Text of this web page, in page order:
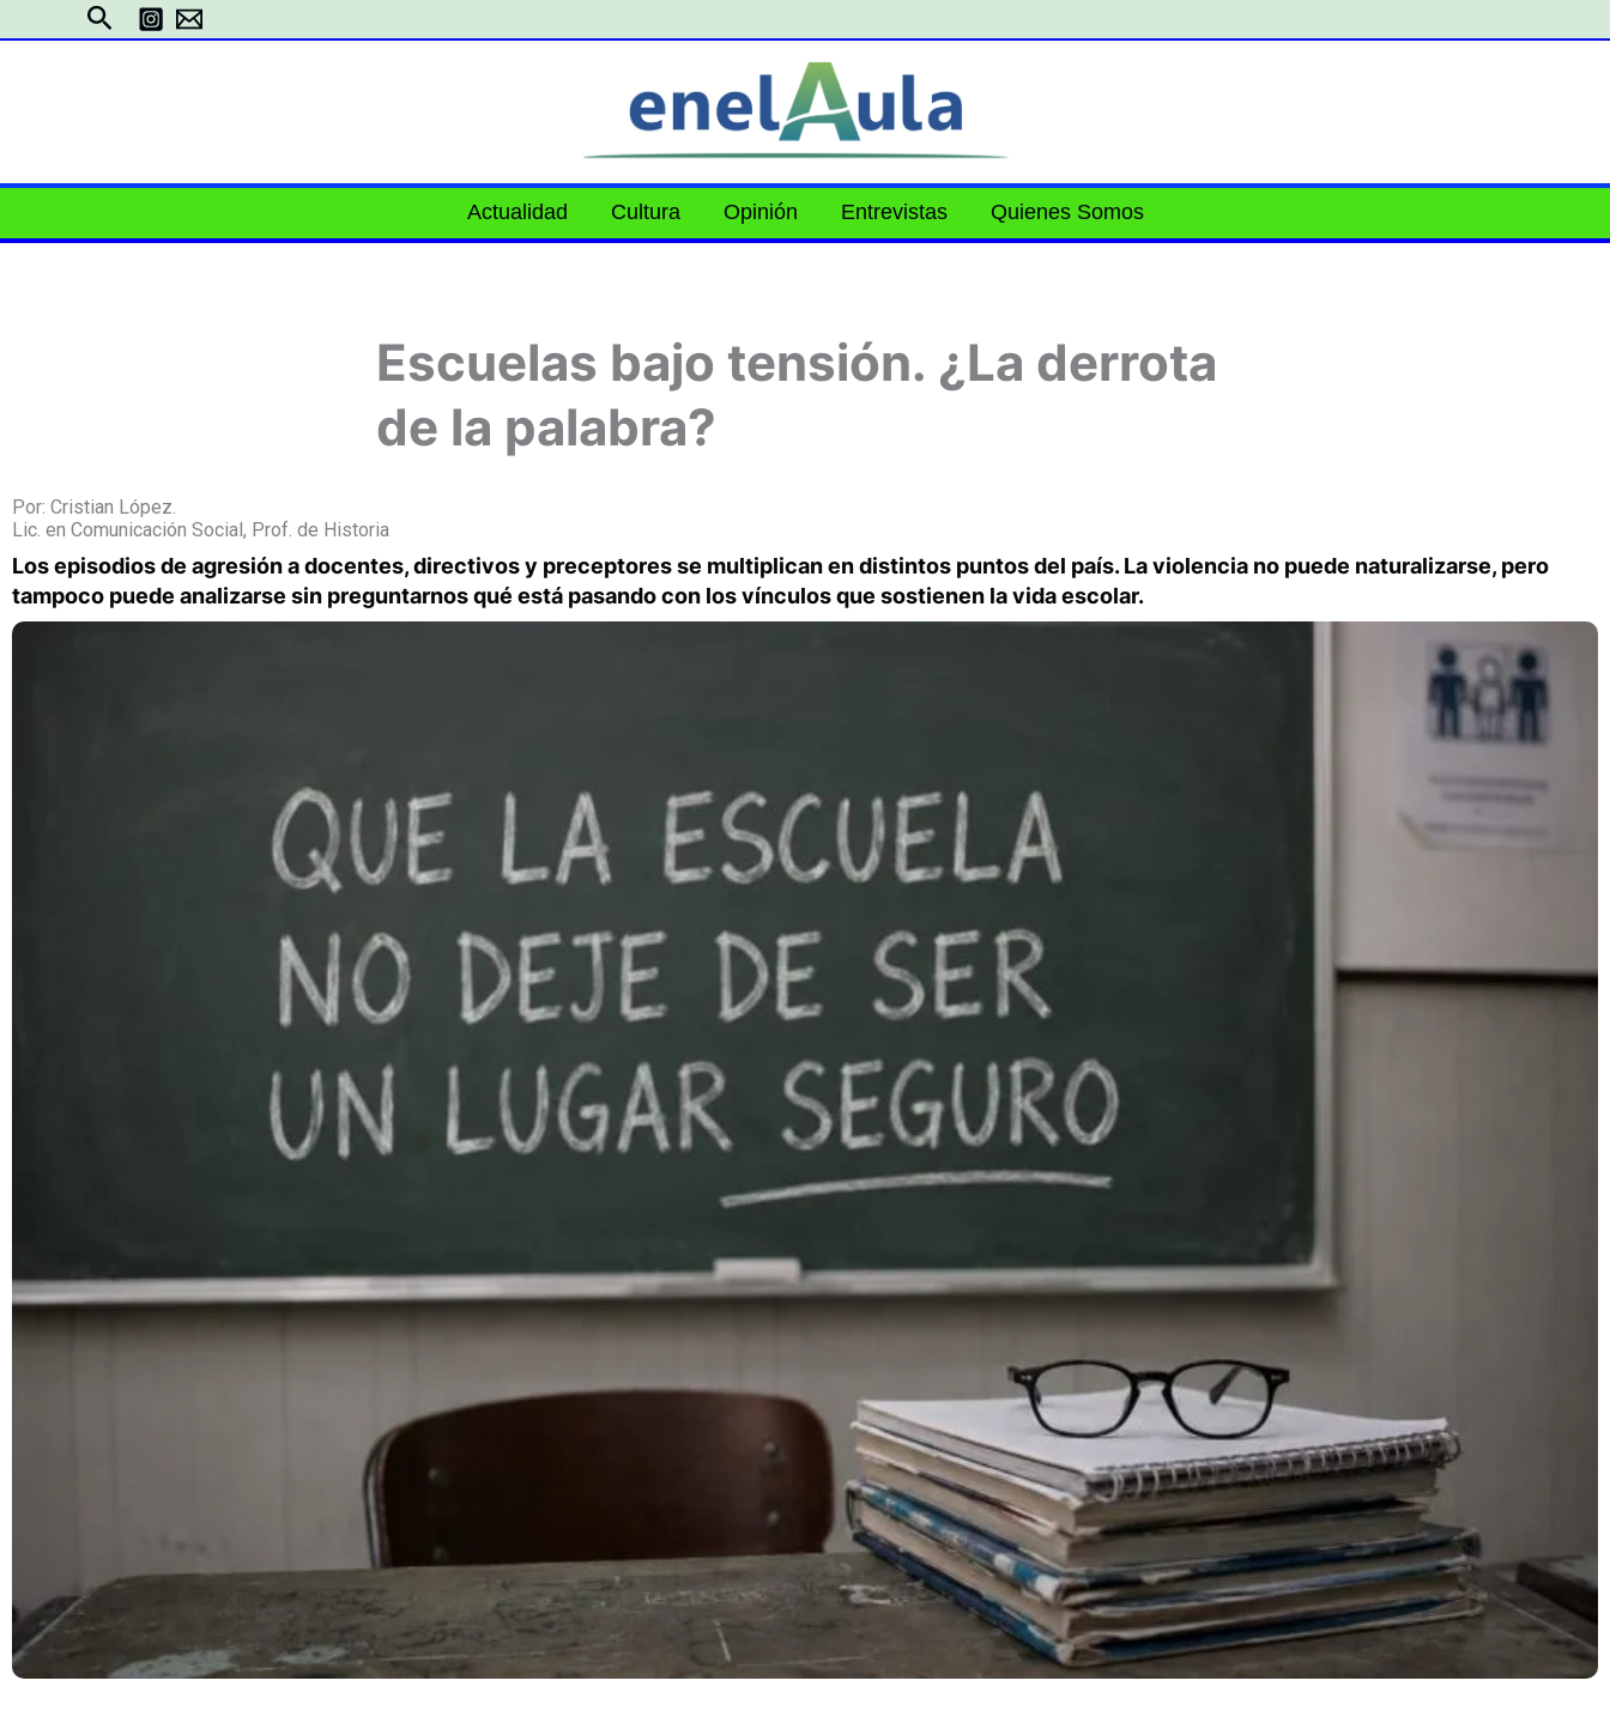
al
Buscar
Actualidad Cultura Opinión Entrevistas Quienes Somos
Escuelas bajo tensión. ¿La derrota
de la palabra?
Por: Cristian López.
Lic. en Comunicación Social, Prof. de Historia
Los episodios de agresión a docentes, directivos y preceptores se multiplican en distintos puntos del país. La violencia no puede naturalizarse, pero
tampoco puede analizarse sin preguntarnos qué está pasando con los vínculos que sostienen la vida escolar.